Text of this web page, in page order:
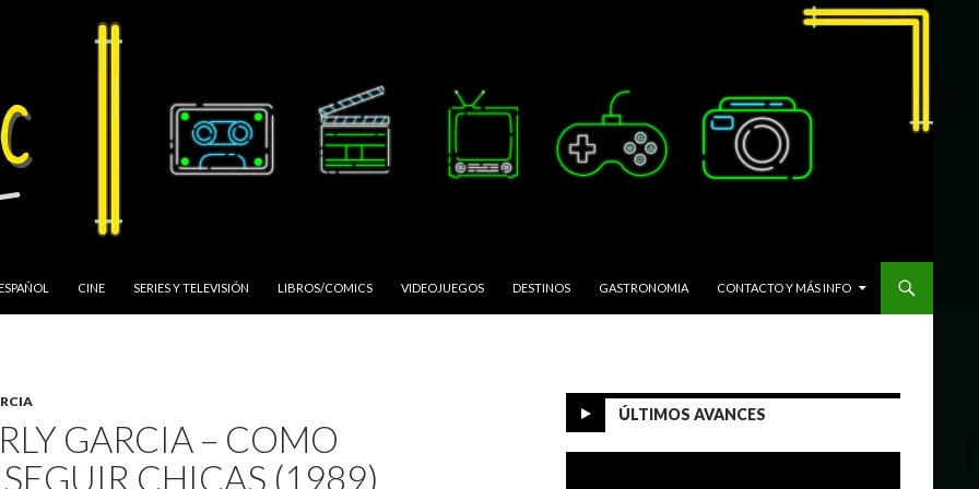
CINE SERIES Y TELEVISIÓN LIBROS/COMICS VIDEOJUEGOS DESTINOS GASTRONOMIA CONTACTO Y MÁS INFO
GARCIA – COMO
CHICAS (1989)
ÚLTIMOS AVANCES